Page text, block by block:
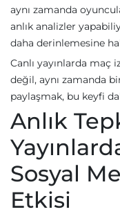
aynı zamanda
anlık analizler
daha derinlemesine
Canlı yayınlarda maç
değil, aynı zamanda
paylaşmak, bu keyfi
Anlık
Sosyal
Etkisi